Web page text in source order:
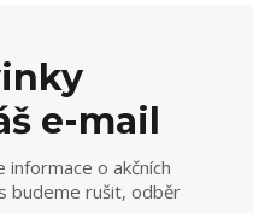
e-mail
o akčních
budeme rušit, odběr